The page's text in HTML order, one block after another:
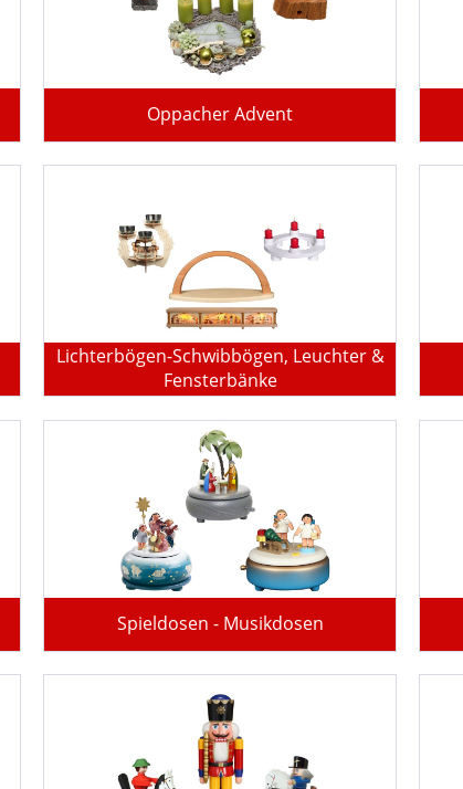
Oppacher Advent
Lichterbögen-Schwibbögen, Leuchter &
Fensterbänke
Spieldosen - Musikdosen